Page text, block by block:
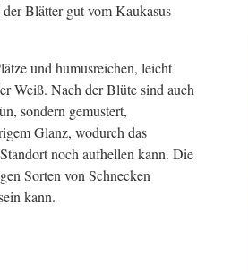
der Blätter gut vom Kaukasus-
und humusreichen, leicht
Weiß. Nach der Blüte sind auch
sondern gemustert,
Glanz, wodurch das
noch aufhellen kann. Die
Sorten von Schnecken
kann.